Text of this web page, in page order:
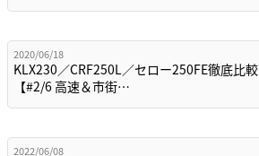
2020/06/18
KLX230／CRF250L／セロー250FE徹底比較
【#2/6 高速＆市街…
2022/06/08